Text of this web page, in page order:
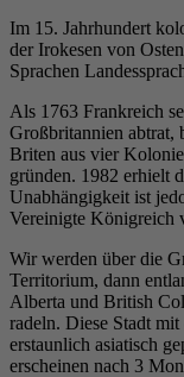
Im 15. Jahrhundert
der Irokesen von
Sprachen
Als 1763 Frankreich
Großbritannien abtrat,
Briten aus vier
gründen. 1982 erhielt
Unabhängigkeit ist
Vereinigte Königreich
Wir werden über die
Territorium, dann
Alberta und British
radeln. Diese Stadt
erstaunlich asiatisch
erscheinen nach 3